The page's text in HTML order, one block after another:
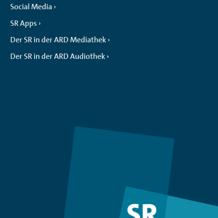
Social Media
SR Apps
Der SR in der ARD Mediathek
Der SR in der ARD Audiothek